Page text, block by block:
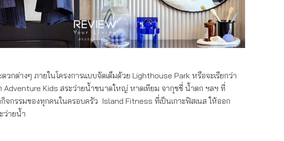
วกต่างๆ ภายในโครงการแบบจัดเต็มด้วย Lighthouse Park หรือจะเรียกว่า
Adventure Kids สระว่ายน้ำขนาดใหญ่ หาดเทียม จากุชชี่ น้ำตก ฯลฯ ที่
จกรรมของทุกคนในครอบครัว Island Fitness ที่เป็นเกาะฟิสเนส ให้ออก
ว่ายน้ำ